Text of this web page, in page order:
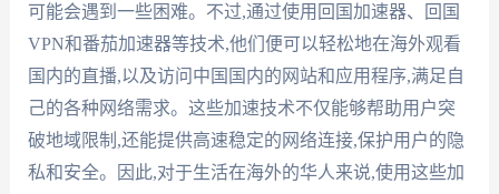
可能会遇到一些困难。不过,通过使用回国加速器、回国
VPN和番茄加速器等技术,他们便可以轻松地在海外观看
国内的直播,以及访问中国国内的网站和应用程序,满足自
己的各种网络需求。这些加速技术不仅能够帮助用户突
破地域限制,还能提供高速稳定的网络连接,保护用户的隐
私和安全。因此,对于生活在海外的华人来说,使用这些加